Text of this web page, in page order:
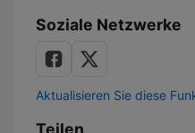
Soziale Netzwerke
Aktualisieren Sie diese
Teilen